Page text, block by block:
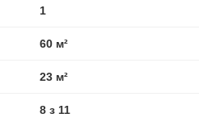
1
60 м²
23 м²
8 з 11